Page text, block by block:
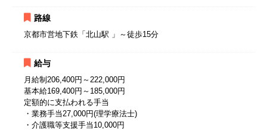
路線
京都市営地下鉄「北山駅 」～徒歩15分
給与
月給制206,400円～222,000円
基本給169,400円～185,000円
定額的に支払われる手当
・業務手当27,000円(理学療法士)
・介護職等支援手当10,000円